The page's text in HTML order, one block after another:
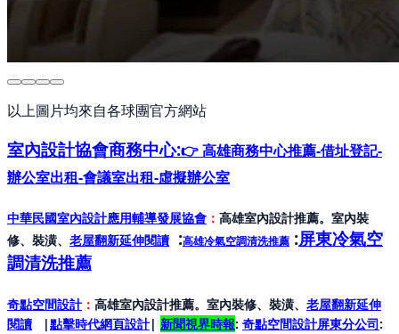
以上圖片均來自各球團官方網站
室內設計協會商務中心:👉 高雄商務中心推薦-借址登記-
辦公室出租-會議室出租-虛擬辦公室
中華民國室內設計應用輔導發展協會 ： 高雄室內設計推薦。室內裝
修、裝潢、 老屋翻新延伸閱讀 :高雄冷氣空調清洗推薦 :屏東冷氣空
調清洗推薦
奇點空間設計： 高雄室內設計推薦。室內裝修、裝潢、 老屋翻新延伸
閱讀 |點擊時代網頁設計| 新聞視界時報: 奇點空間設計屏東分公司: